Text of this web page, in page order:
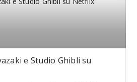
e Studio Ghibli su